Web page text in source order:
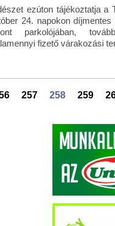
ezúton tájékoztatja a
24. napokon
parkolójában,
fizető várakozási
257 258 259